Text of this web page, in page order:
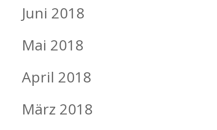
Juni 2018
Mai 2018
April 2018
März 2018